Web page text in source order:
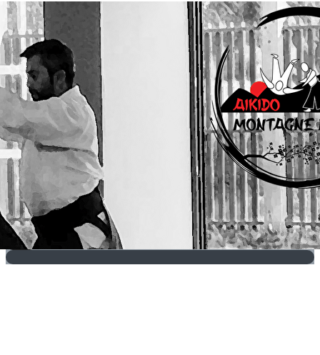
Exporter les lignes sélectionnées
Exporter toutes les colonnes
Exporter uniquement les colonnes affichées
Menu
?>
Images de la page d'accueil
Cliquez pour éditer
Texte, bouton et/ou inscription à la newsletter
Cliquez pour éditer
Je m'abonne à la newsletter
OK